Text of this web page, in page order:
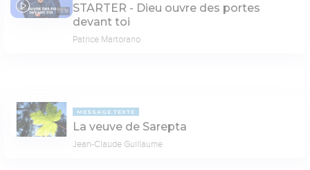
03:18
STARTER - Dieu ouvre des portes
devant toi
Patrice Martorano
MESSAGE TEXTE
La veuve de Sarepta
Jean-Claude Guillaume